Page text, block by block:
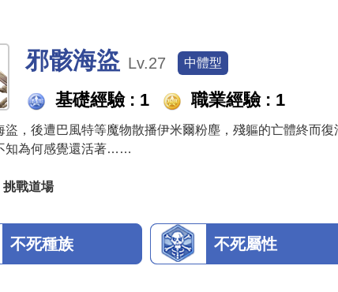
邪骸海盜 Lv.27 中體型
基礎經驗 : 1 職業經驗 : 1
盜，後遭巴風特等魔物散播伊米爾粉塵，殘軀的亡體終而
知為何感覺還活著……
挑戰道場
不死種族 不死屬性